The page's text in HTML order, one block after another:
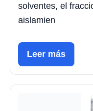
solventes, el
aislamien
Leer más